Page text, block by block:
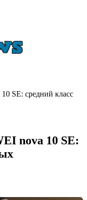
SE: средний класс
nova 10 SE: